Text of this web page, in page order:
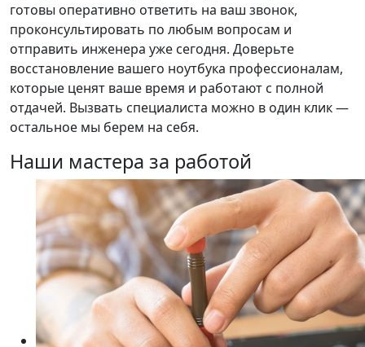
готовы оперативно ответить на ваш звонок,
проконсультировать по любым вопросам и
отправить инженера уже сегодня. Доверьте
восстановление вашего ноутбука профессионалам,
которые ценят ваше время и работают с полной
отдачей. Вызвать специалиста можно в один клик —
остальное мы берем на себя.
Наши мастера за работой